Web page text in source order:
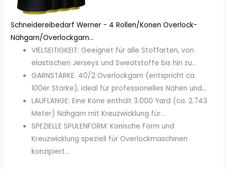
Schneidereibedarf Werner - 4 Rollen/Konen Overlock-
Nähgarn/Overlockgarn...
VIELSEITIGKEIT: Geeignet für alle Stoffarten, von
elastischen Jerseys und Sweatstoffe bis hin zu...
GARNSTÄRKE: 40/2 Overlockgarn (entspricht ca.
100er Stärke), ideal für professionelles Nähen und...
LAUFLÄNGE: Eine Kone enthält 3.000 Yard (ca. 2.743
Meter) Nähgarn mit Kreuzwicklung für...
SPEZIELLE SPULENFORM: Konische Form und
Kreuzwicklung speziell für Overlockmaschinen
konzipiert...